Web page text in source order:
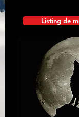
Listing de